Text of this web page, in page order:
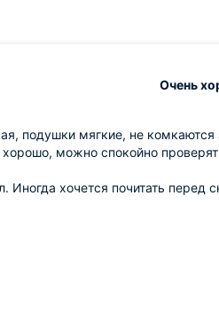
Очень
подушки мягкие, не комкаются
хорошо, можно спокойно
хочется почитать перед